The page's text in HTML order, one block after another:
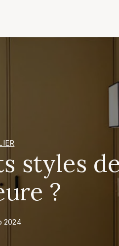
styles
?
2024